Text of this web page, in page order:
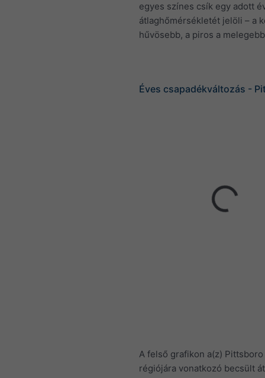
egyes színes csík egy adott
átlaghőmérsékletét jelöli – a
hűvösebb, a piros a
Éves csapadékváltozás -
A felső grafikon a(z)
régiójára vonatkozó becsült